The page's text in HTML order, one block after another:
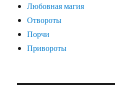
Любовная магия
Отвороты
Порчи
Привороты